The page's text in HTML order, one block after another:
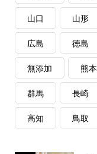
山口 山形
広島 徳島
無添加 熊本
群馬 長崎
高知 鳥取